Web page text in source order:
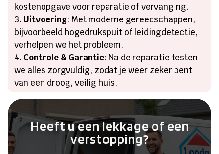
kostenopgave voor reparatie of vervanging.​
Uitvoering: Met moderne gereedschappen,
bijvoorbeeld hogedrukspuit of leidingdetectie,
verhelpen we het probleem.​
Controle & Garantie: Na de reparatie testen
we alles zorgvuldig, zodat je weer zeker bent
van een droog, veilig huis.​
Heeft u een lekkage of een
verstopping?